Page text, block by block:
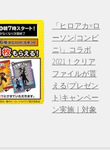
「ヒロアカ×ロ
ーソン(コンビ
ニ)」コラボ
2021！クリア
ファイルが貰
える(プレゼン
ト)キャンペー
ン実施｜対象